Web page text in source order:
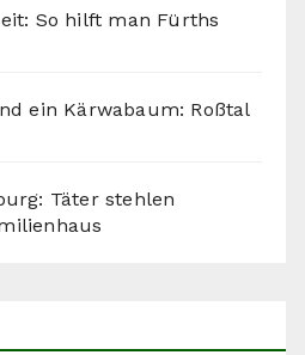
So hilft man Fürths
ein Kärwabaum: Roßtal
Täter stehlen